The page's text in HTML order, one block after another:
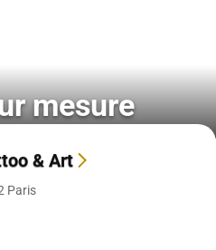
mesure
& Art
Paris